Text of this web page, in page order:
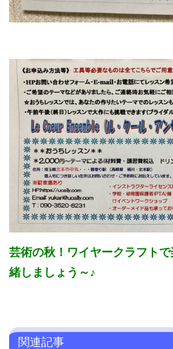
芸術の秋！ワイヤークラフト
緒しましょう～♪
関連記事